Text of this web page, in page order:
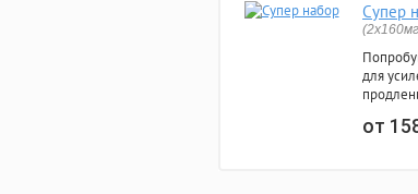
Супер
для
от